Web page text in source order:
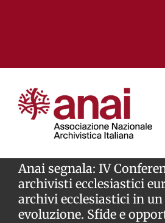
Chi siamo
Anai segnala: IV
archivisti ecclesiastici
archivi ecclesiastici in
evoluzione. Sfide e